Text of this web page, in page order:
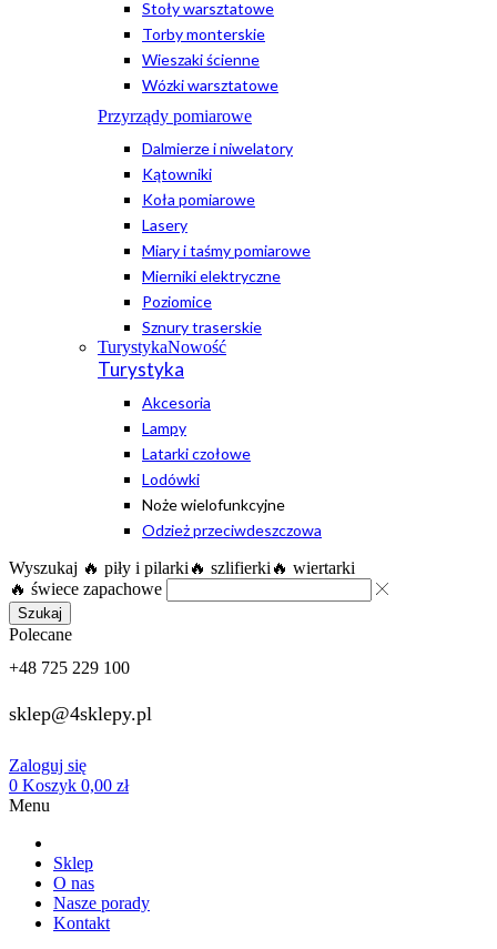
Stoły warsztatowe
Torby monterskie
Wieszaki ścienne
Wózki warsztatowe
Przyrządy pomiarowe
Dalmierze i niwelatory
Kątowniki
Koła pomiarowe
Lasery
Miary i taśmy pomiarowe
Mierniki elektryczne
Poziomice
Sznury traserskie
TurystykaNowość
Turystyka
Akcesoria
Lampy
Latarki czołowe
Lodówki
Noże wielofunkcyjne
Odzież przeciwdeszczowa
Wyszukaj 🔥 piły i pilarki 🔥 szlifierki 🔥 wiertarki
🔥 świece zapachowe
Szukaj
Polecane
+48 725 229 100
sklep@4sklepy.pl
Zaloguj się
0 Koszyk 0,00 zł
Menu
Sklep
O nas
Nasze porady
Kontakt